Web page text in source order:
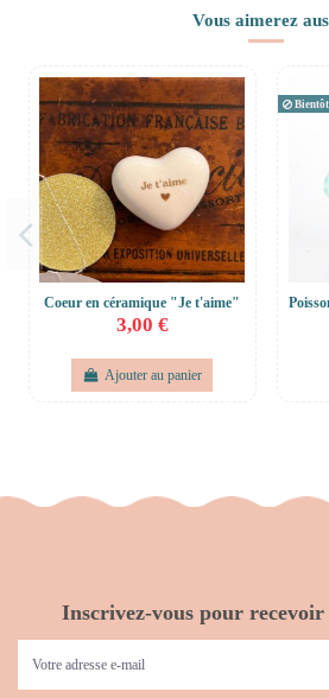
Vous aimerez
Coeur en céramique "Je t'aime"
3,00 €
Ajouter au panier
Bientôt
Inscrivez-vous pour recevoir